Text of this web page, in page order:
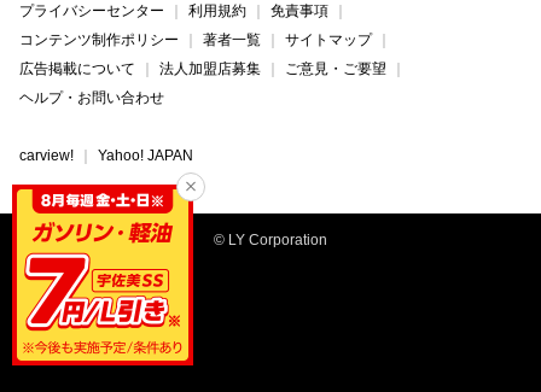
プライバシーセンター
利用規約
免責事項
コンテンツ制作ポリシー
著者一覧
サイトマップ
広告掲載について
法人加盟店募集
ご意見・ご要望
ヘルプ・お問い合わせ
carview! Yahoo! JAPAN
© LY Corporation